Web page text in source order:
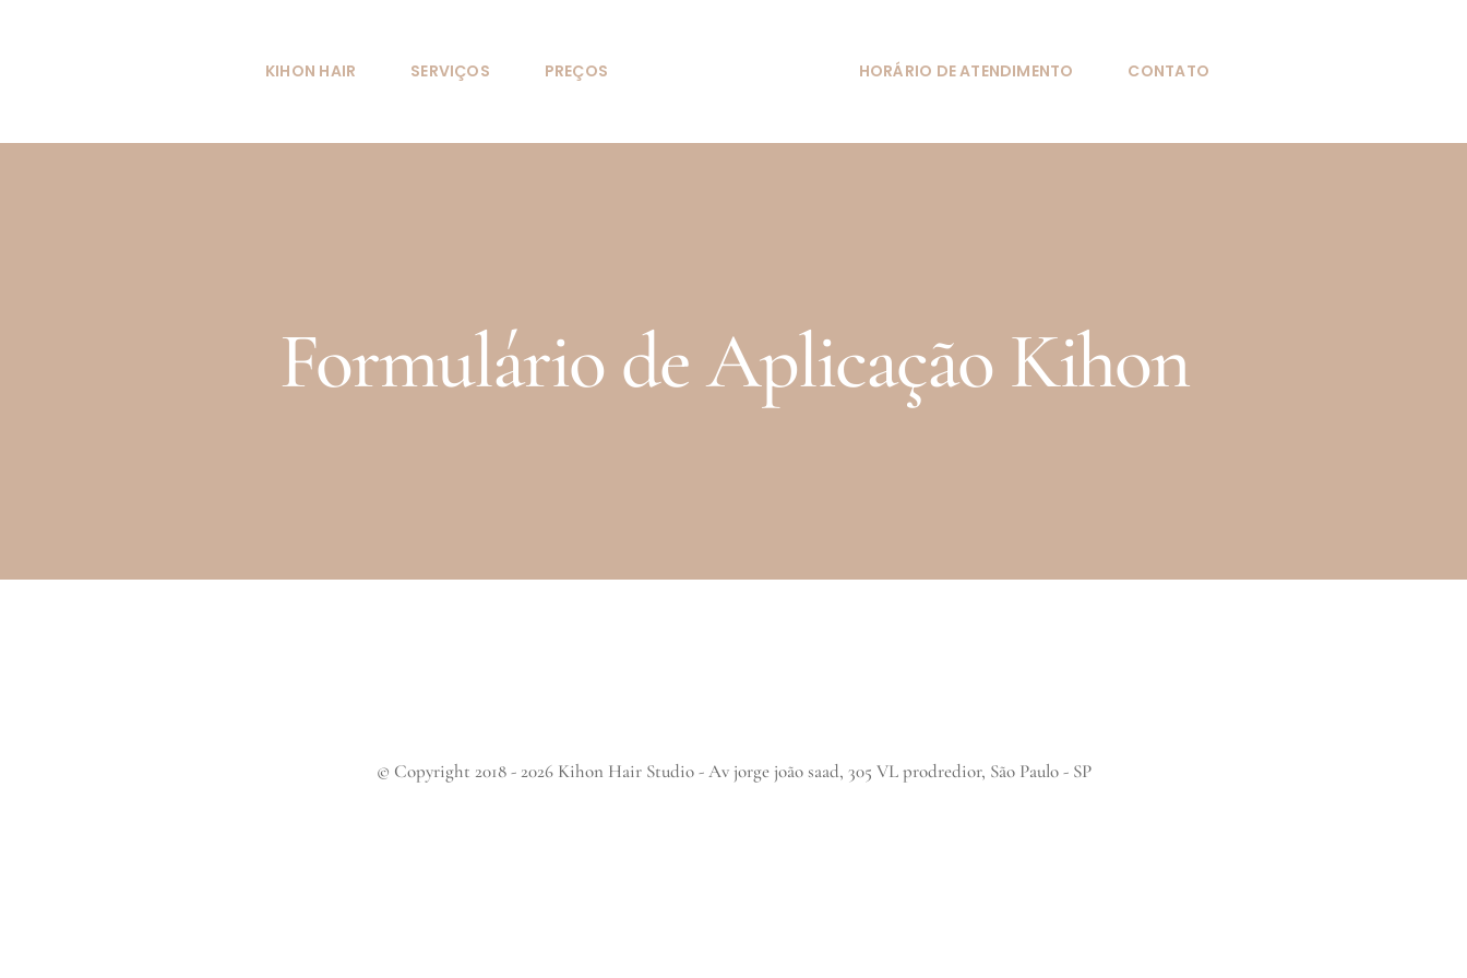
KIHON HAIR SERVIÇOS PREÇOS HORÁRIO DE ATENDIMENTO CONTATO
Formulário de Aplicação Kihon
© Copyright 2018 - 2026 Kihon Hair Studio - Av jorge joão saad, 305 VL prodredior, São Paulo - SP